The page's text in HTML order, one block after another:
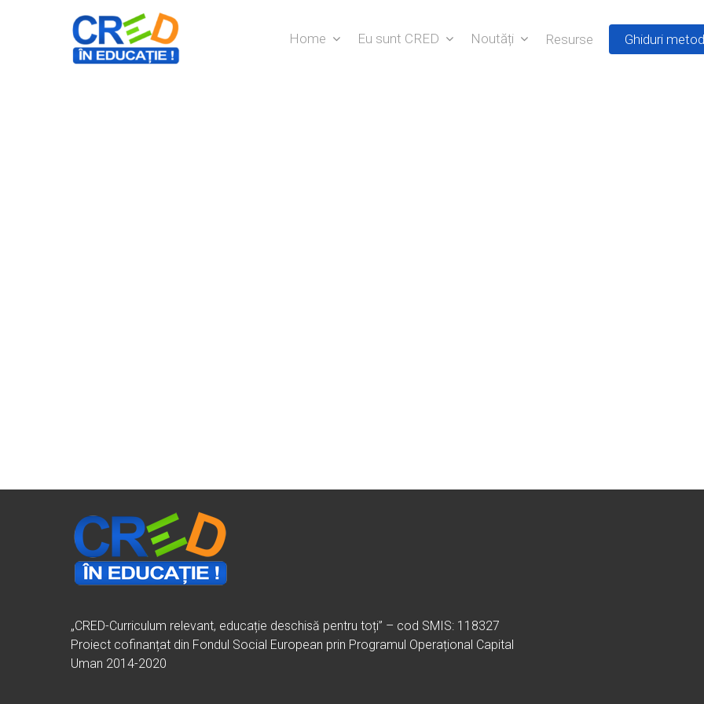
Home Eu sunt CRED Noutăți Resurse Ghiduri
„CRED-Curriculum relevant, educație deschisă pentru toți” – cod SMIS: 118327
Proiect cofinanțat din Fondul Social European prin Programul Operațional Capital
Uman 2014-2020